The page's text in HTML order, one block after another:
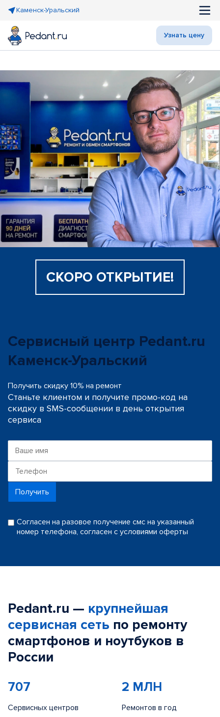
Каменск-Уральский
Узнать цену
СКОРО ОТКРЫТИЕ!
Сервисный центр Pedant.ru
Каменск-Уральский
Получить скидку 10% на ремонт
Станьте клиентом и получите промо-код на
скидку в SMS-сообщении в день открытия
сервиса
Получить
Согласен на разовое получение смс на указанный
номер телефона, согласен с условиями оферты
Pedant.ru — крупнейшая
сервисная сеть по ремонту
смартфонов и ноутбуков в
России
707
Сервисных центров
2 МЛН
Ремонтов в год